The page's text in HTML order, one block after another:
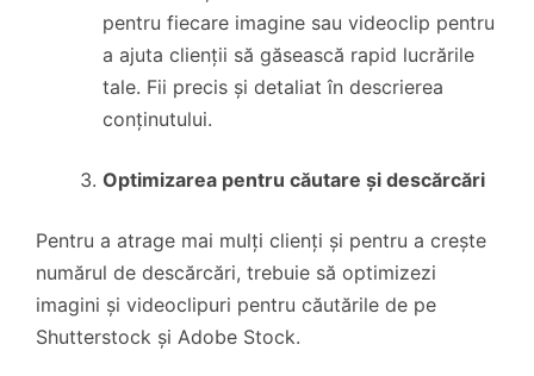
pentru fiecare imagine sau videoclip pentru
a ajuta clienții să găsească rapid lucrările
tale. Fii precis și detaliat în descrierea
conținutului.
Optimizarea pentru căutare și descărcări
Pentru a atrage mai mulți clienți și pentru a crește
numărul de descărcări, trebuie să optimizezi
imagini și videoclipuri pentru căutările de pe
Shutterstock și Adobe Stock.